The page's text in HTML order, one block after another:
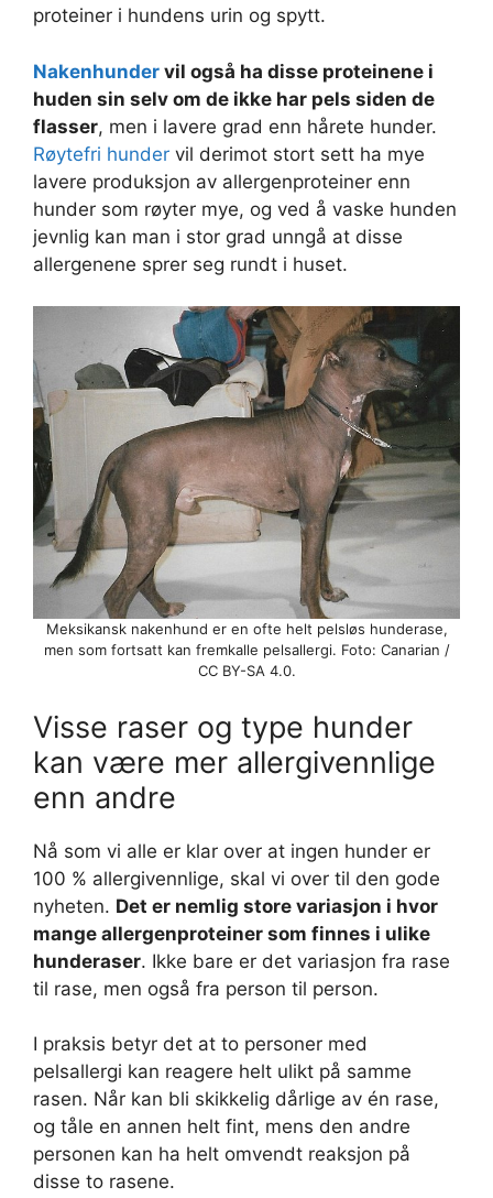
proteiner i hundens urin og spytt.
Nakenhunder vil også ha disse proteinene i
huden sin selv om de ikke har pels siden de
flasser, men i lavere grad enn hårete hunder.
Røytefri hunder vil derimot stort sett ha mye
lavere produksjon av allergenproteiner enn
hunder som røyter mye, og ved å vaske hunden
jevnlig kan man i stor grad unngå at disse
allergenene sprer seg rundt i huset.
Meksikansk nakenhund er en ofte helt pelsløs hunderase,
men som fortsatt kan fremkalle pelsallergi. Foto: Canarian /
CC BY-SA 4.0.
Visse raser og type hunder
kan være mer allergivennlige
enn andre
Nå som vi alle er klar over at ingen hunder er
100 % allergivennlige, skal vi over til den gode
nyheten. Det er nemlig store variasjon i hvor
mange allergenproteiner som finnes i ulike
hunderaser. Ikke bare er det variasjon fra rase
til rase, men også fra person til person.
I praksis betyr det at to personer med
pelsallergi kan reagere helt ulikt på samme
rasen. Når kan bli skikkelig dårlige av én rase,
og tåle en annen helt fint, mens den andre
personen kan ha helt omvendt reaksjon på
disse to rasene.